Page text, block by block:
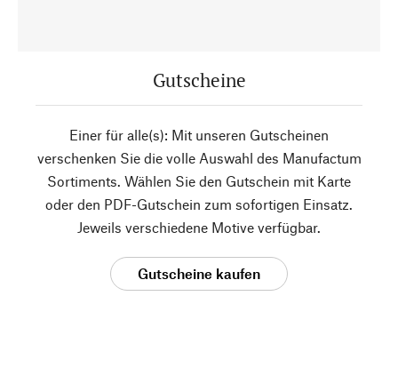
Gutscheine
Einer für alle(s): Mit unseren Gutscheinen
verschenken Sie die volle Auswahl des Manufactum
Sortiments. Wählen Sie den Gutschein mit Karte
oder den PDF-Gutschein zum sofortigen Einsatz.
Jeweils verschiedene Motive verfügbar.
Gutscheine kaufen